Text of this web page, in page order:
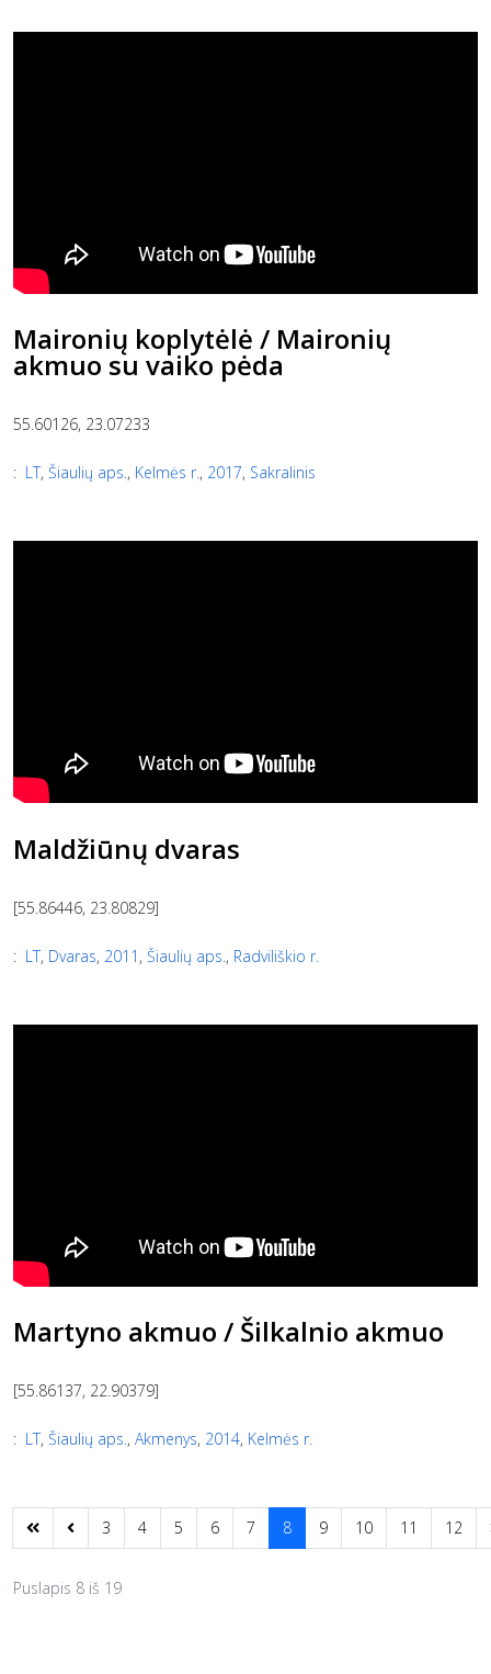
Maironių koplytėlė / Maironių
akmuo su vaiko pėda
55.60126, 23.07233
: LT, Šiaulių aps., Kelmės r., 2017, Sakralinis
Maldžiūnų dvaras
[55.86446, 23.80829]
: LT, Dvaras, 2011 , Šiaulių aps. , Radviliškio r.
Martyno akmuo / Šilkalnio akmuo
[55.86137, 22.90379]
: LT, Šiaulių aps., Akmenys, 2014, Kelmės r.
3 4 5 6 7 8 9 10 11 12
Puslapis 8 iš 19